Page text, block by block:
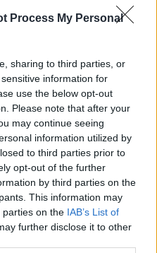
Process My Personal
sharing to third parties, or
information for
use the below opt-out
Please note that after your
may continue seeing
information utilized by
to third parties prior to
opt-out of the further
by third parties on the
This information may
parties on the IAB’s List of
further disclose it to other
wynik meczu, strzelców
i informacje o przebiegu
widzisz tutaj danych z pewnością
vs Jagiellonia Białystok CLJ
publikujemyoficjalny wynik
są dostępne.
jest tutaj:Centralna Liga
składy wyjściowe,
strzelców bramek. Informacje te
i dostępnych źródeł.